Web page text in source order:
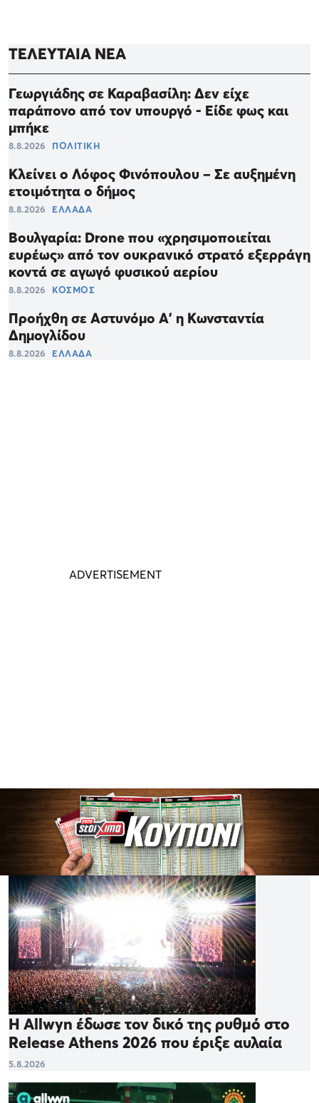
ΤΕΛΕΥΤΑΙΑ ΝΕΑ
Γεωργιάδης σε Καραβασίλη: Δεν είχε
παράπονο από τον υπουργό - Είδε φως και
μπήκε
8.8.2026 ΠΟΛΙΤΙΚΗ
Κλείνει ο Λόφος Φινόπουλου – Σε αυξημένη
ετοιμότητα ο δήμος
8.8.2026 ΕΛΛΑΔΑ
Βουλγαρία: Drone που «χρησιμοποιείται
ευρέως» από τον ουκρανικό στρατό εξερράγη
κοντά σε αγωγό φυσικού αερίου
8.8.2026 ΚΟΣΜΟΣ
Προήχθη σε Αστυνόμο Α' η Κωνσταντία
Δημογλίδου
8.8.2026 ΕΛΛΑΔΑ
Η Allwyn έδωσε τον δικό της ρυθμό στο
Release Athens 2026 που έριξε αυλαία
5.8.2026